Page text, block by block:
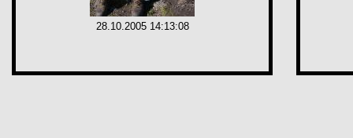
28.10.2005 14:13:08